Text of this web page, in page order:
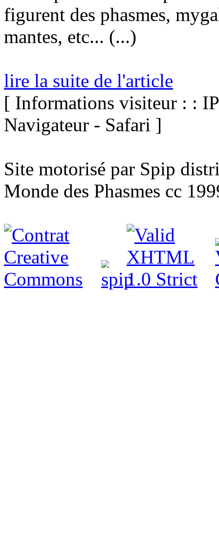
figurent des phasmes,
mantes, etc... (...)
lire la suite de l'article
[ Informations visiteur : :
Navigateur - Safari ]
Site motorisé par Spip
Monde des Phasmes cc